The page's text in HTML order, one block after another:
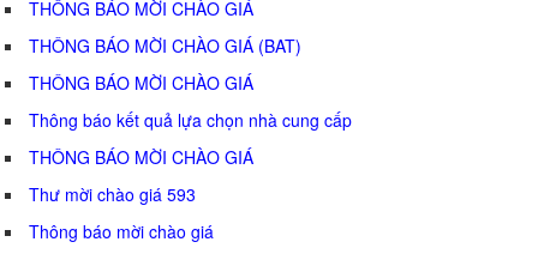
THÔNG BÁO MỜI CHÀO GIÁ
THÔNG BÁO MỜI CHÀO GIÁ (BAT)
THÔNG BÁO MỜI CHÀO GIÁ
Thông báo kết quả lựa chọn nhà cung cấp
THÔNG BÁO MỜI CHÀO GIÁ
Thư mời chào giá 593
Thông báo mời chào giá